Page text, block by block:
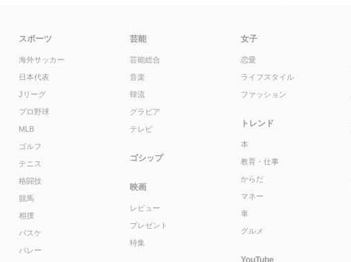
スポーツ
海外サッカー
日本代表
Jリーグ
プロ野球
MLB
ゴルフ
テニス
格闘技
競馬
相撲
バスケ
バレー
芸能
芸能総合
音楽
韓流
グラビア
テレビ
ゴシップ
映画
レビュー
プレゼント
特集
女子
恋愛
ライフスタイル
ファッション
トレンド
本
教育・仕事
からだ
マネー
車
グルメ
YouTube